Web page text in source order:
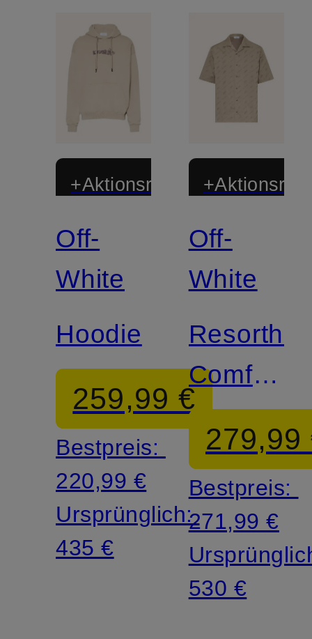
+Aktionsrabatt
Off-
White
Hoodie
259,99 €
Bestpreis:
220,99 €
Ursprünglich:
435 €
Off-
White
Comfort
Fit
279,99
Bestpreis:
271,99 €
530 €